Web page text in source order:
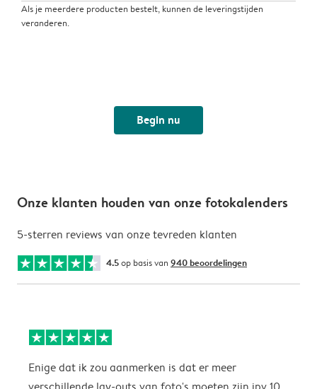
Als je meerdere producten bestelt, kunnen de leveringstijden
veranderen.
Begin nu
Onze klanten houden van onze fotokalenders
5-sterren reviews van onze tevreden klanten
4.5op basis van 940 beoordelingen
Enige dat ik zou aanmerken is dat er meer